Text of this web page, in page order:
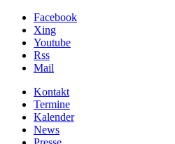
Facebook
Xing
Youtube
Rss
Mail
Kontakt
Termine
Kalender
News